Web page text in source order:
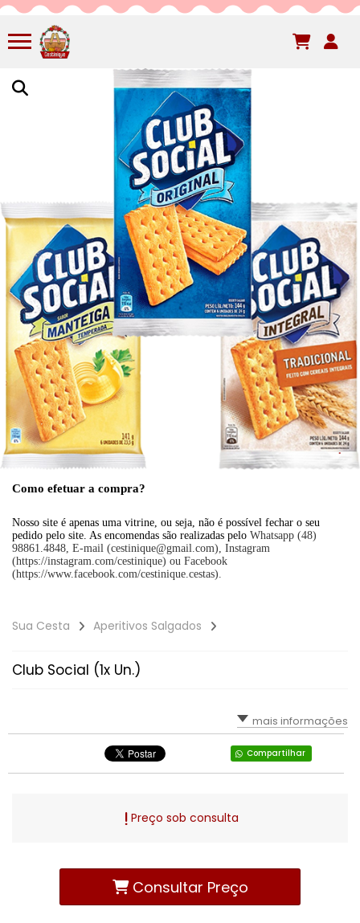
Como efetuar a compra?
Nosso site é apenas uma vitrine, ou seja, não é possível fechar o seu
pedido pelo site. As encomendas são realizadas pelo Whatsapp (48)
98861.4848, E-mail (cestinique@gmail.com), Instagram
(https://instagram.com/cestinique) ou Facebook
(https://www.facebook.com/cestinique.cestas).
Sua Cesta Aperitivos Salgados
Club Social (1x Un.)
mais informações
Compartilhar
Preço sob consulta
Consultar Preço